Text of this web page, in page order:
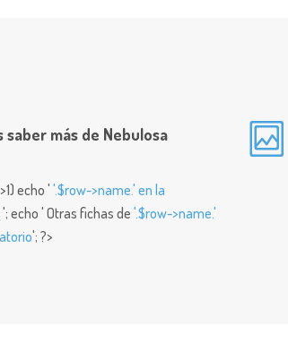
saber más de Nebulosa
echo ' '.$row->name.' en la
'; echo ' Otras fichas de '.$row->name.'
'; ?>